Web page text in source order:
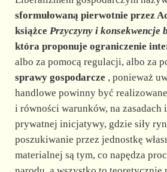
sformułowaną pierwotnie przez
książce Przyczyny i konsekwencje
która proponuje ograniczenie
albo za pomocą regulacji, albo za
sprawy gospodarcze , ponieważ
handlowe powinny być
i równości warunków, na
prywatnej inicjatywy, gdzie siły
poszukiwanie przez jednostkę
materialnej są tym, co napędza